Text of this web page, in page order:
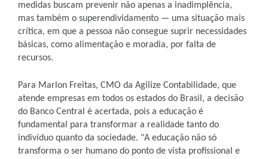
medidas buscam prevenir não apenas a inadimplência,
mas também o superendividamento — uma situação mais
crítica, em que a pessoa não consegue suprir necessidades
básicas, como alimentação e moradia, por falta de
recursos.
Para Marlon Freitas, CMO da Agilize Contabilidade, que
atende empresas em todos os estados do Brasil, a decisão
do Banco Central é acertada, pois a educação é
fundamental para transformar a realidade tanto do
indivíduo quanto da sociedade. "A educação não só
transforma o ser humano do ponto de vista profissional e